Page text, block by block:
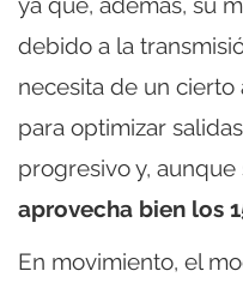
debido a la
necesita de un cierto
para optimizar
progresivo y,
aprovecha bien los
En movimiento, el